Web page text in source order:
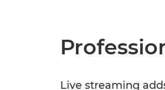
Live streaming